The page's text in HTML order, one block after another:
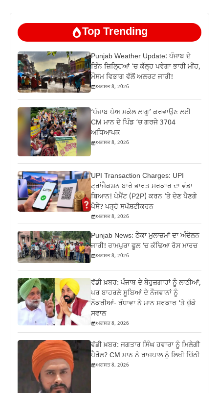
Top Trending
Punjab Weather Update: ਪੰਜਾਬ ਦੇ
ਤਿੰਨ ਜ਼‍ਿਲ੍ਹਿਆਂ ‘ਚ ਕੱਲ੍ਹ ਪਵੇਗਾ ਭਾਰੀ ਮੀਂਹ,
ਮੌਸਮ ਵਿਭਾਗ ਵੱਲੋਂ ਅਲਰਟ ਜਾਰੀ!
ਅਗਸਤ 8, 2026
‘ਪੰਜਾਬ ਪੇਅ ਸਕੇਲ ਲਾਗੂ’ ਕਰਵਾਉਣ ਲਈ
CM ਮਾਨ ਦੇ ਪਿੰਡ ‘ਚ ਗਰਜੇ 3704
ਅਧਿਆਪਕ
ਅਗਸਤ 8, 2026
UPI Transaction Charges: UPI
ਟ੍ਰਾਂਜੈਕਸ਼ਨ ਬਾਰੇ ਭਾਰਤ ਸਰਕਾਰ ਦਾ ਵੱਡਾ
ਬਿਆਨ! ਪੇਮੈਂਟ (P2P) ਕਰਨ ‘ਤੇ ਦੇਣ ਪੈਣਗੇ
ਪੈਸੇ? ਪੜ੍ਹੋ ਸਪੱਸ਼ਟੀਕਰਨ
ਅਗਸਤ 8, 2026
Punjab News: ਠੇਕਾ ਮੁਲਾਜ਼ਮਾਂ ਦਾ ਅੰਦੋਲਨ
ਜਾਰੀ! ਰਾਮਪੁਰਾ ਫੂਲ ‘ਚ ਕੱਢਿਆ ਰੋਸ ਮਾਰਚ
ਅਗਸਤ 8, 2026
ਵੱਡੀ ਖ਼ਬਰ: ਪੰਜਾਬ ਦੇ ਬੇਰੁਜ਼ਗਾਰਾਂ ਨੂੰ ਲਾਠੀਆਂ,
ਪਰ ਬਾਹਰਲੇ ਸੂਬਿਆਂ ਦੇ ਨੌਜਵਾਨਾਂ ਨੂੰ
ਨੌਕਰੀਆਂ- ਰੰਧਾਵਾ ਨੇ ਮਾਨ ਸਰਕਾਰ ‘ਤੇ ਚੁੱਕੇ
ਸਵਾਲ
ਅਗਸਤ 8, 2026
ਵੱਡੀ ਖ਼ਬਰ: ਜਗਤਾਰ ਸਿੰਘ ਹਵਾਰਾ ਨੂੰ ਮਿਲੇਗੀ
ਪੈਰੋਲ? CM ਮਾਨ ਨੇ ਰਾਜਪਾਲ ਨੂੰ ਲਿਖੀ ਚਿੱਠੀ
ਅਗਸਤ 8, 2026